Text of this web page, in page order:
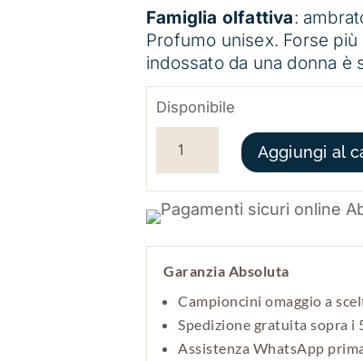
Famiglia olfattiva:
Profumo unisex. Forse
indossato da una donna è
Disponibile
DEEP OCEAN AMBER QUANTITÀ
Aggiungi al
Garanzia Absoluta
Campioncini omaggio a
Spedizione gratuita sopra i
Assistenza WhatsApp